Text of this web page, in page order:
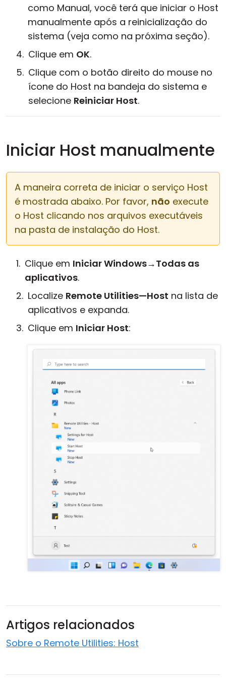
como Manual, você terá que iniciar o Host
manualmente após a reinicialização do
sistema (veja como na próxima seção).
Clique em OK.
Clique com o botão direito do mouse no
ícone do Host na bandeja do sistema e
selecione Reiniciar Host.
Iniciar Host manualmente
A maneira correta de iniciar o serviço Host
é mostrada abaixo. Por favor, não execute
o Host clicando nos arquivos executáveis
na pasta de instalação do Host.
Clique em Iniciar Windows→Todas as
aplicativos.
Localize Remote Utilities—Host na lista de
aplicativos e expanda.
Clique em Iniciar Host:
Artigos relacionados
Sobre o Remote Utilities: Host